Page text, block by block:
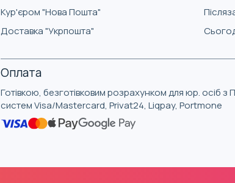
Кур'єром "Нова Пошта"
Доставка "Укрпошта"
Оплата
Готівкою, безготівковим розрахунком для юр. осіб
систем Visa/Mastercard, Privat24, Liqpay, Portmone